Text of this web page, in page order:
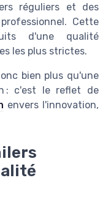
réguliers et des
Cette
d'une qualité
les plus strictes.
bien plus qu'une
: c'est le reflet de
envers l'innovation,